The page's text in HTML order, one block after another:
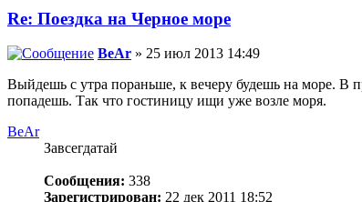
Re: Поездка на Черное море
BeAr » 25 июл 2013 14:49
Выйдешь с утра пораньше, к вечеру будешь на море. В
попадешь. Так что гостиницу ищи уже возле моря.
BeAr
Завсегдатай
Сообщения: 338
Зарегистрирован: 22 дек 2011 18:52